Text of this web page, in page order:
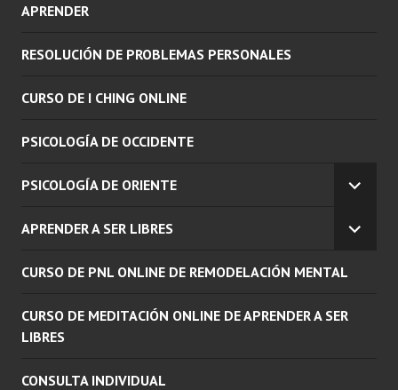
APRENDER
RESOLUCIÓN DE PROBLEMAS PERSONALES
CURSO DE I CHING ONLINE
PSICOLOGÍA DE OCCIDENTE
PSICOLOGÍA DE ORIENTE
MENÚ
APRENDER A SER LIBRES
CURSO DE PNL ONLINE DE REMODELACIÓN MENTAL
CURSO DE MEDITACIÓN ONLINE DE APRENDER A SER
LIBRES
CONSULTA INDIVIDUAL